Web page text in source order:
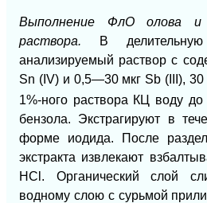
Выполнение ФлО олова и
раствора.
В
анализируемый раствор с
Sn (IV) и 0,5—30 мкг Sb (III), 30
1%-ного раствора КЦ воду
бензола. Экстрагируют в
форме иодида. После
экстракта извлекают
НCl. Органический слой
водному слою с сурьмой